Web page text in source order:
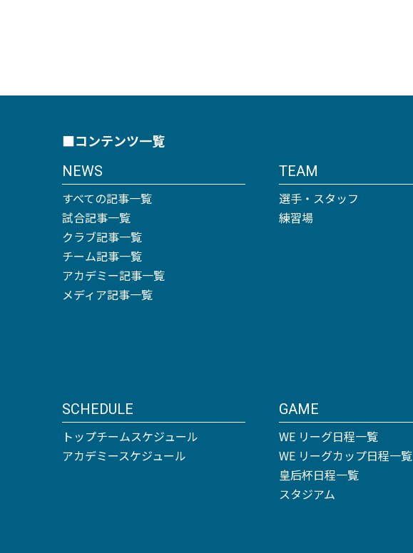
■コンテンツ一覧
NEWS
すべての記事一覧
試合記事一覧
クラブ記事一覧
チーム記事一覧
アカデミー記事一覧
メディア記事一覧
SCHEDULE
トップチームスケジュール
アカデミースケジュール
TEAM
選手・スタッフ
練習場
GAME
WE リーグ日程一覧
WE リーグカップ日程一覧
皇后杯日程一覧
スタジアム